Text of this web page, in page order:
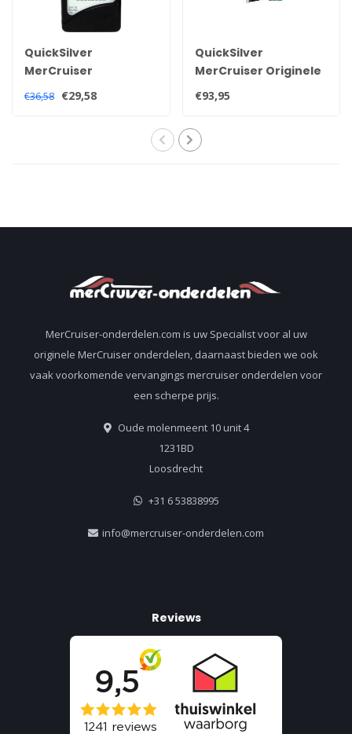
QuickSilver
MerCruiser
Quicksilver high
performance
€36,58 €29,58
QuickSilver
MerCruiser Originele
trim sensor en
zender kit voor alle
staartstukken
€93,95
MerCruiser-onderdelen.com is uw Specialist voor al uw
originele MerCruiser onderdelen, daarnaast bieden we ook
vaak voorkomende vervangings mercruiser onderdelen voor
een scherpe prijs.
Oude molenmeent 10 unit 4
1231BD
Loosdrecht
+31 6 53838995
info@mercruiser-onderdelen.com
Reviews